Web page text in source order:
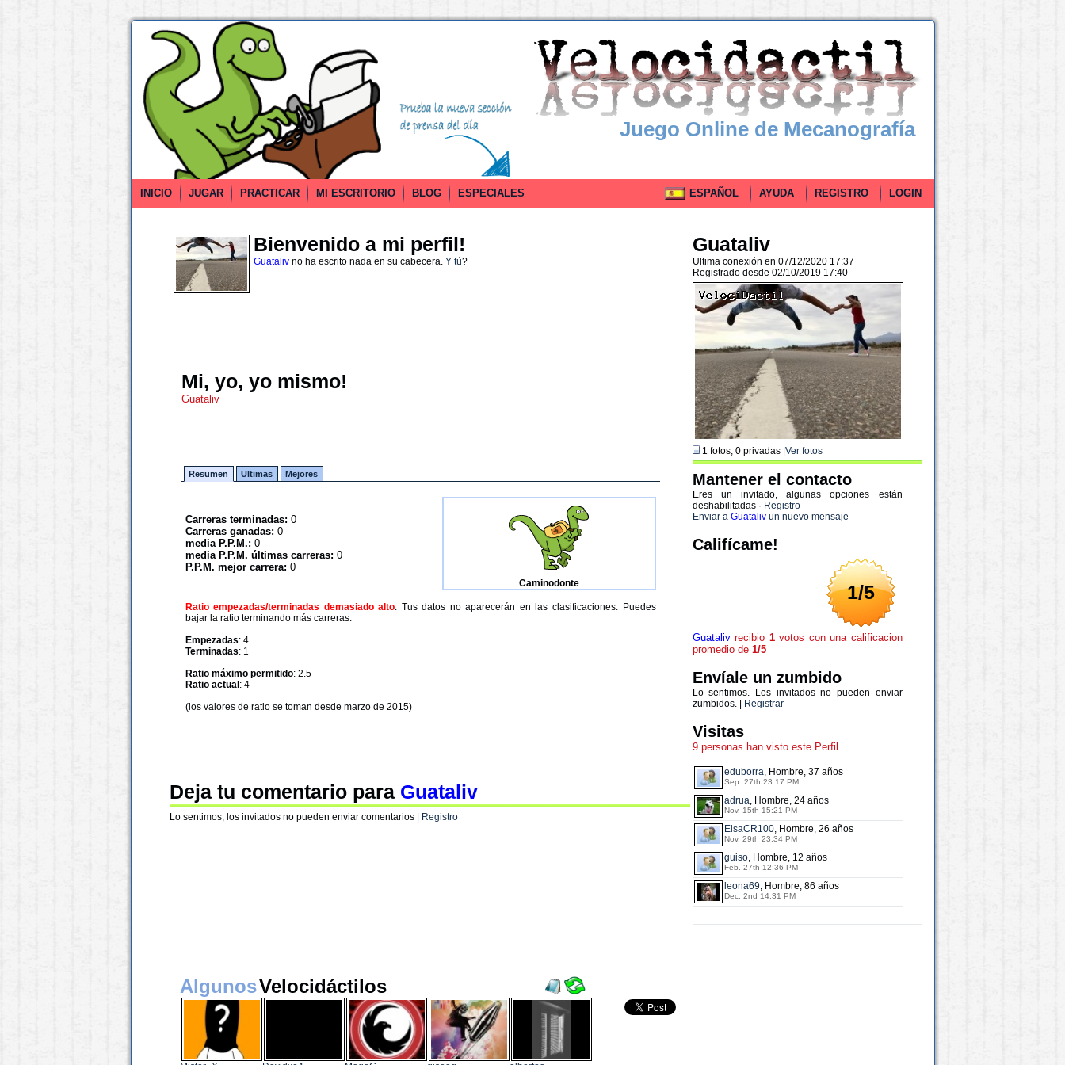
Juego Online de Mecanografía
INICIO JUGAR PRACTICAR MI ESCRITORIO BLOG ESPECIALES ESPAÑOL AYUDA REGISTRO LOGIN
Bienvenido a mi perfil!
Guatalivno ha escrito nada en su cabecera. Y tú?
Mi, yo, yo mismo!
Guataliv
Resumen Ultimas Mejores
Carreras terminadas: 0
Carreras ganadas: 0
media P.P.M.: 0
media P.P.M. últimas carreras: 0
P.P.M. mejor carrera: 0
Caminodonte
Ratio empezadas/terminadas demasiado alto. Tus datos no aparecerán en las clasificaciones. Puedes
bajar la ratio terminando más carreras.
Empezadas: 4
Terminadas: 1
Ratio máximo permitido: 2.5
Ratio actual : 4
(los valores de ratio se toman desde marzo de 2015)
Deja tu comentario para Guataliv
Lo sentimos, los invitados no pueden enviar comentarios | Registro
Guataliv
Ultima conexión en 07/12/2020 17:37
Registrado desde 02/10/2019 17:40
1 fotos, 0 privadas | Ver fotos
Mantener el contacto
Eres un invitado, algunas opciones están
deshabilitadas · Registro
Enviar a Guatalivun nuevo mensaje
Califícame!
1/5
Guatalivrecibio 1votos con una calificacion
promedio de 1/5
Envíale un zumbido
Lo sentimos. Los invitados no pueden enviar
zumbidos. |
Registrar
Visitas
9 personas han visto este Perfil
eduborra, Hombre, 37 años
Sep. 27th 23:17 PM
adrua, Hombre, 24 años
Nov. 15th 15:21 PM
ElsaCR100, Hombre, 26 años
Nov. 29th 23:34 PM
guiso, Hombre, 12 años
Feb. 27th 12:36 PM
leona69, Hombre, 86 años
Dec. 2nd 14:31 PM
AlgunosVelocidáctilos